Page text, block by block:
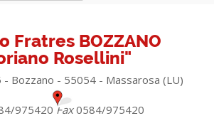
Fratres BOZZANO
Rosellini"
- Bozzano - 55054 - Massarosa (LU)
975420 Fax0584/975420